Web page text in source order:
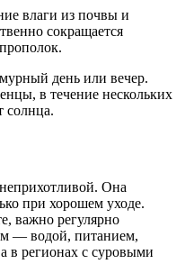
влаги из почвы и
сокращается
день или вечер.
в течение нескольких
солнца.
Она
при хорошем уходе.
важно регулярно
— водой, питанием,
в регионах с суровыми